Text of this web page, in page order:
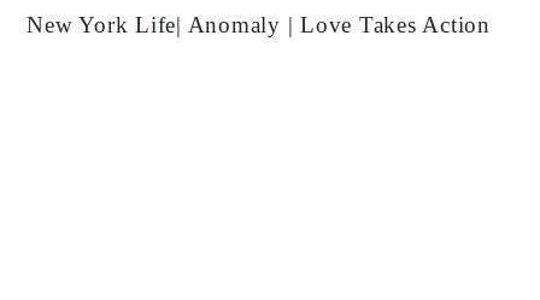
New York Life| Anomaly | Love Takes Action